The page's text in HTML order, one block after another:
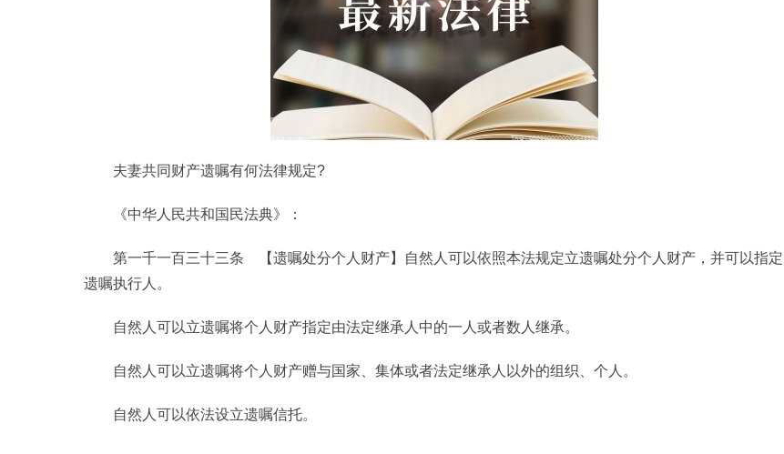
夫妻共同财产遗嘱有何法律规定?
《中华人民共和国民法典》：
第一千一百三十三条 【遗嘱处分个人财产】自然人可以依照本法规定立遗嘱处分个人财产，并可以指定
遗嘱执行人。
自然人可以立遗嘱将个人财产指定由法定继承人中的一人或者数人继承。
自然人可以立遗嘱将个人财产赠与国家、集体或者法定继承人以外的组织、个人。
自然人可以依法设立遗嘱信托。